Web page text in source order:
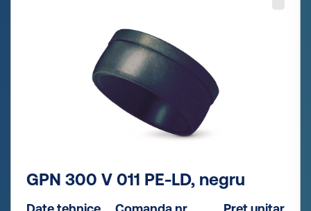
GPN 300 V 011 PE-LD, negru